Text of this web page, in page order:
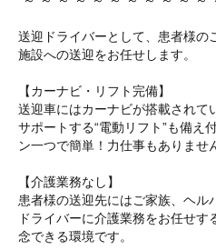
送迎ドライバーとして、患者様の
施設への送迎をお任せします。
【カーナビ・リフト完備】
送迎車にはカーナビが搭載されて
サポートする“電動リフト”も備え
ン一つで簡単！力仕事もありませ
【介護業務なし】
患者様の送迎先にはご家族、ヘル
ドライバーに介護業務をお任せ
念できる環境です。